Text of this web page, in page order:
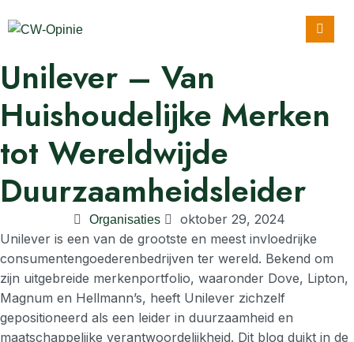
Unilever – Van
Huishoudelijke Merken
tot Wereldwijde
Duurzaamheidsleider
Organisaties
oktober 29, 2024
Unilever is een van de grootste en meest invloedrijke
consumentengoederenbedrijven ter wereld. Bekend om
zijn uitgebreide merkenportfolio, waaronder Dove, Lipton,
Magnum en Hellmann’s, heeft Unilever zichzelf
gepositioneerd als een leider in duurzaamheid en
maatschappelijke verantwoordelijkheid. Dit blog duikt in de